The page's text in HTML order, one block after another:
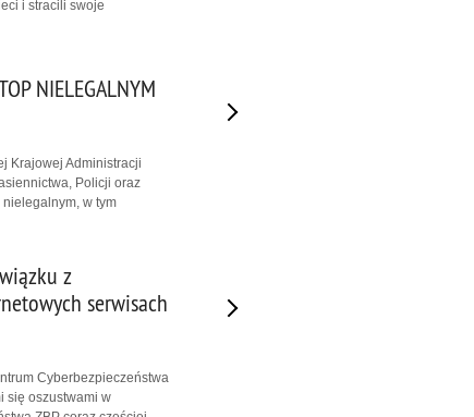
i stracili swoje
NIELEGALNYM
Krajowej Administracji
Policji oraz
w tym
z
serwisach
Cyberbezpieczeństwa
się oszustwami w